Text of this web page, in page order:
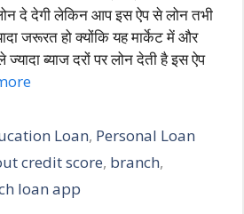
दे देगी लेकिन आप इस ऐप से लोन तभी
जरूरत हो क्योंकि यह मार्केट में और
ब्याज दरों पर लोन देती है इस ऐप
Loan, Personal Loan
credit score, branch,
loan app